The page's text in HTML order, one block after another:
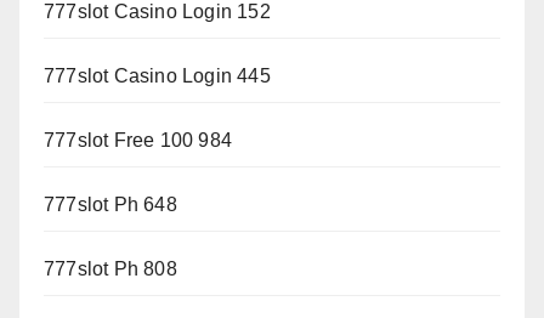
777slot Casino Login 152
777slot Casino Login 445
777slot Free 100 984
777slot Ph 648
777slot Ph 808